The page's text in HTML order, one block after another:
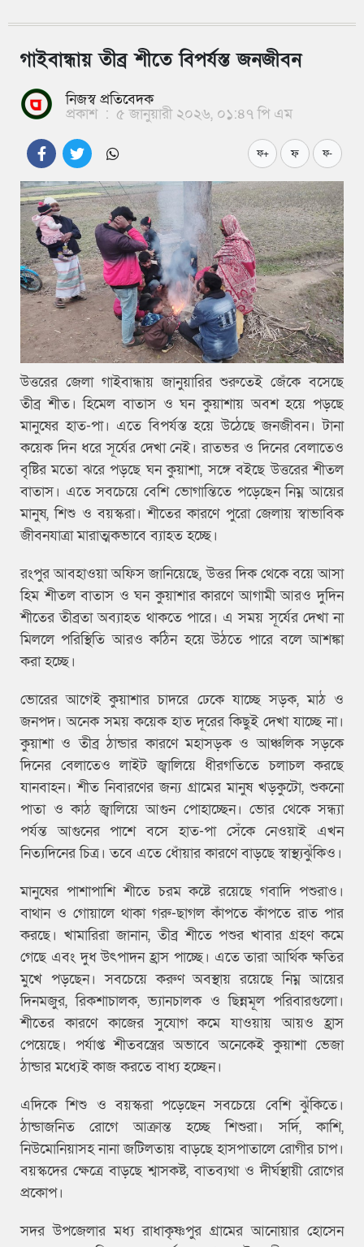
গাইবান্ধায় তীব্র শীতে বিপর্যস্ত জনজীবন
নিজস্ব প্রতিবেদক
প্রকাশ : ৫ জানুয়ারী ২০২৬, ০১:৪৭ পি এম
ফ+ ফ ফ-
উত্তরের জেলা গাইবান্ধায় জানুয়ারির শুরুতেই জেঁকে বসেছে
তীব্র শীত। হিমেল বাতাস ও ঘন কুয়াশায় অবশ হয়ে পড়ছে
মানুষের হাত-পা। এতে বিপর্যস্ত হয়ে উঠেছে জনজীবন। টানা
কয়েক দিন ধরে সূর্যের দেখা নেই। রাতভর ও দিনের বেলাতেও
বৃষ্টির মতো ঝরে পড়ছে ঘন কুয়াশা, সঙ্গে বইছে উত্তরের শীতল
বাতাস। এতে সবচেয়ে বেশি ভোগান্তিতে পড়েছেন নিম্ন আয়ের
মানুষ, শিশু ও বয়স্করা। শীতের কারণে পুরো জেলায় স্বাভাবিক
জীবনযাত্রা মারাত্মকভাবে ব্যাহত হচ্ছে।
রংপুর আবহাওয়া অফিস জানিয়েছে, উত্তর দিক থেকে বয়ে আসা
হিম শীতল বাতাস ও ঘন কুয়াশার কারণে আগামী আরও দুদিন
শীতের তীব্রতা অব্যাহত থাকতে পারে। এ সময় সূর্যের দেখা না
মিললে পরিস্থিতি আরও কঠিন হয়ে উঠতে পারে বলে আশঙ্কা
করা হচ্ছে।
ভোরের আগেই কুয়াশার চাদরে ঢেকে যাচ্ছে সড়ক, মাঠ ও
জনপদ। অনেক সময় কয়েক হাত দূরের কিছুই দেখা যাচ্ছে না।
কুয়াশা ও তীব্র ঠান্ডার কারণে মহাসড়ক ও আঞ্চলিক সড়কে
দিনের বেলাতেও লাইট জ্বালিয়ে ধীরগতিতে চলাচল করছে
যানবাহন। শীত নিবারণের জন্য গ্রামের মানুষ খড়কুটো, শুকনো
পাতা ও কাঠ জ্বালিয়ে আগুন পোহাচ্ছেন। ভোর থেকে সন্ধ্যা
পর্যন্ত আগুনের পাশে বসে হাত-পা সেঁকে নেওয়াই এখন
নিত্যদিনের চিত্র। তবে এতে ধোঁয়ার কারণে বাড়ছে স্বাস্থ্যঝুঁকিও।
মানুষের পাশাপাশি শীতে চরম কষ্টে রয়েছে গবাদি পশুরাও।
বাথান ও গোয়ালে থাকা গরু-ছাগল কাঁপতে কাঁপতে রাত পার
করছে। খামারিরা জানান, তীব্র শীতে পশুর খাবার গ্রহণ কমে
গেছে এবং দুধ উৎপাদন হ্রাস পাচ্ছে। এতে তারা আর্থিক ক্ষতির
মুখে পড়ছেন। সবচেয়ে করুণ অবস্থায় রয়েছে নিম্ন আয়ের
দিনমজুর, রিকশাচালক, ভ্যানচালক ও ছিন্নমূল পরিবারগুলো।
শীতের কারণে কাজের সুযোগ কমে যাওয়ায় আয়ও হ্রাস
পেয়েছে। পর্যাপ্ত শীতবস্ত্রের অভাবে অনেকেই কুয়াশা ভেজা
ঠান্ডার মধ্যেই কাজ করতে বাধ্য হচ্ছেন।
এদিকে শিশু ও বয়স্করা পড়েছেন সবচেয়ে বেশি ঝুঁকিতে।
ঠান্ডাজনিত রোগে আক্রান্ত হচ্ছে শিশুরা। সর্দি, কাশি,
নিউমোনিয়াসহ নানা জটিলতায় বাড়ছে হাসপাতালে রোগীর চাপ।
বয়স্কদের ক্ষেত্রে বাড়ছে শ্বাসকষ্ট, বাতব্যথা ও দীর্ঘস্থায়ী রোগের
প্রকোপ।
সদর উপজেলার মধ্য রাধাকৃষ্ণপুর গ্রামের আনোয়ার হোসেন